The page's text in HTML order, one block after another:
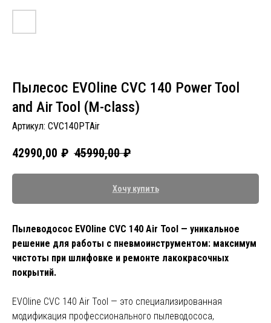
Пылесос EVOline CVC 140 Power Tool
and Air Tool (M-class)
Артикул: CVC140PTAir
42990,00 ₽ 45990,00 ₽
Хочу купить
Пылеводосос EVOline CVC 140 Air Tool — уникальное
решение для работы с пневмоинструментом: максимум
чистоты при шлифовке и ремонте лакокрасочных
покрытий.
EVOline CVC 140 Air Tool — это специализированная
модификация профессионального пылеводососа,